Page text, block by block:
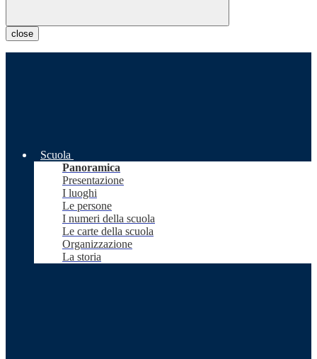
close
Scuola
Panoramica
Presentazione
I luoghi
Le persone
I numeri della scuola
Le carte della scuola
Organizzazione
La storia